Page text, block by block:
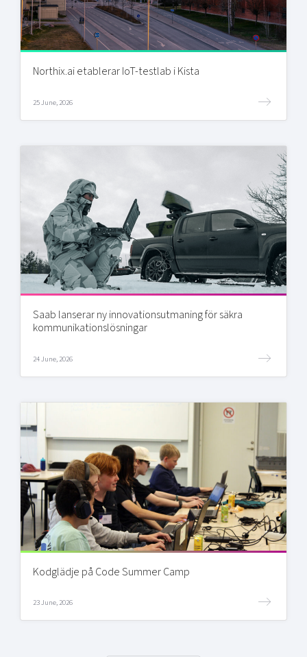
Northix.ai etablerar IoT-testlab i Kista
25 June, 2026
Saab lanserar ny innovationsutmaning för säkra
kommunikationslösningar
24 June, 2026
Kodglädje på Code Summer Camp
23 June, 2026